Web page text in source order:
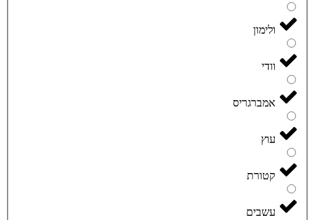
ולימון
וודי
אמברגריס
עוץ
קטורת
עשבים